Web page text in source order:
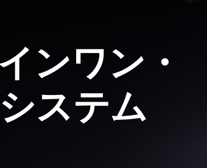
ンワン・
ステム